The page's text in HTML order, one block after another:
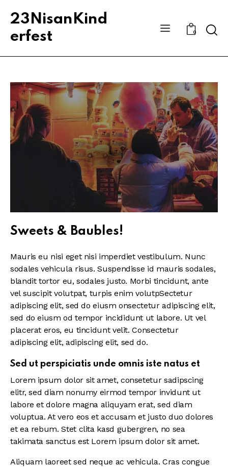
23NisanKind
erfest
0
Sweets & Baubles!
Mauris eu nisi eget nisi imperdiet vestibulum. Nunc
sodales vehicula risus. Suspendisse id mauris sodales,
blandit tortor eu, sodales justo. Morbi tincidunt, ante
vel suscipit volutpat, turpis enim volutpSectetur
adipiscing elit, sed do eiusm onsectetur adipiscing elit,
sed do eiusm od tempor incididunt ut labore. Ut vel
placerat eros, eu tincidunt velit. Consectetur
adipiscing elit, adipiscing elit, sed do.
Sed ut perspiciatis unde omnis iste natus et
Lorem ipsum dolor sit amet, consetetur sadipscing
elitr, sed diam nonumy eirmod tempor invidunt ut
labore et dolore magna aliquyam erat, sed diam
voluptua. At vero eos et accusam et justo duo dolores
et ea rebum. Stet clita kasd gubergren, no sea
takimata sanctus est Lorem ipsum dolor sit amet.
Aliquam laoreet sed neque ac vehicula. Cras congue